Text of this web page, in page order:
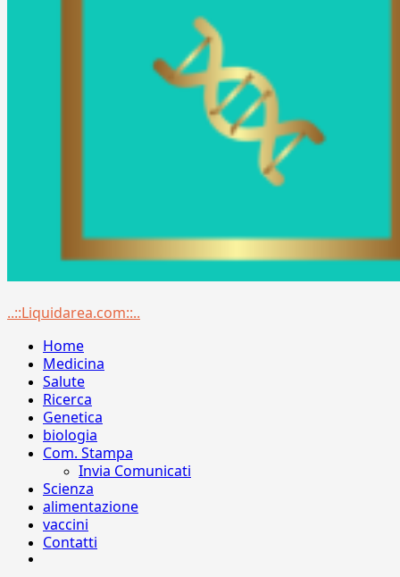
Menu
..::Liquidarea.com::..
Home
Medicina
Salute
Ricerca
Genetica
biologia
Com. Stampa
Invia Comunicati
Scienza
alimentazione
vaccini
Contatti